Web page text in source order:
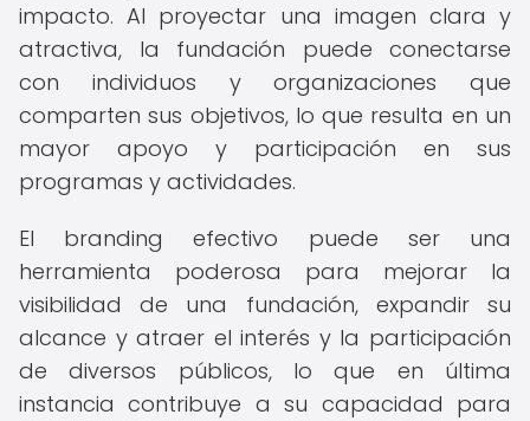
impacto. Al proyectar una imagen clara y
atractiva, la fundación puede conectarse
con individuos y organizaciones que
comparten sus objetivos, lo que resulta en un
mayor apoyo y participación en sus
programas y actividades.
El branding efectivo puede ser una
herramienta poderosa para mejorar la
visibilidad de una fundación, expandir su
alcance y atraer el interés y la participación
de diversos públicos, lo que en última
instancia contribuye a su capacidad para